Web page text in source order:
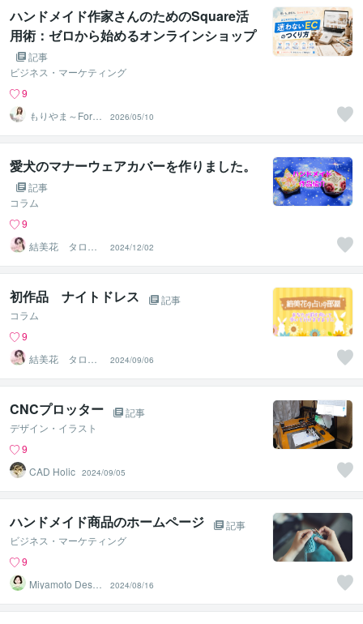
ハンドメイド作家さんのためのSquare活
用術：ゼロから始めるオンラインショップ
で「売れる」を実現する秘訣
記事
ビジネス・マーケティング
9
もりやま～Fores
t Design～
2026/05/10
愛犬のマナーウェアカバーを作りました。
記事
コラム
9
結美花 タロッ
トカード士、西
洋占星術士
2024/12/02
初作品 ナイトドレス
記事
コラム
9
結美花 タロッ
トカード士、西
洋占星術士
2024/09/06
CNCプロッター
記事
デザイン・イラスト
9
CAD Holic 2024/09/05
ハンドメイド商品のホームページ
記事
ビジネス・マーケティング
9
Miyamoto Desig
2024/08/16